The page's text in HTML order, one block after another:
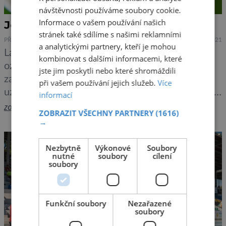
Je libo červíka?
PŘÍRODA 26.5.2021
Larvy potemníka moučného (Tenebrio molitor),
označované též jako mouční červi, byly na
začátku května delegáty členských států EU
uznány jako bezpečná potravina. Pro potravinové
společnosti, které v České republice vyrábí právě
z larev potemníka moučného pochutiny, to je
důležitý impuls k rozšíření na evropský trh.
„Potemník moučný, tedy jeho larvy, byl uznaný
EU jako […]
zobrazit více >>
návštěvnosti používáme soubory cookie.
Informace o vašem používání našich
stránek také sdílíme s našimi reklamními
a analytickými partnery, kteří je mohou
kombinovat s dalšími informacemi, které
jste jim poskytli nebo které shromáždili
při vašem používání jejich služeb.Více
informací
ZOBRAZIT VŠECHNY PARTNERY(1616)
→
Nezbytně
nutné
soubory
Výkonové
soubory
Soubory
cílení
Funkční soubory
Nezařazené
soubory